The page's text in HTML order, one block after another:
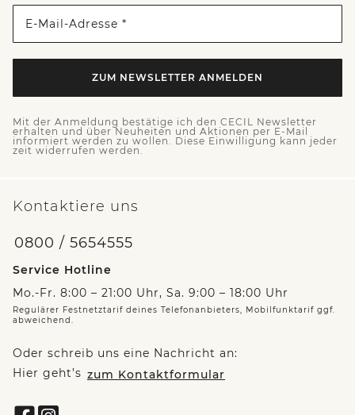
E-Mail-Adresse *
ZUM NEWSLETTER ANMELDEN
Mit der Anmeldung bestätige ich den CECIL Newsletter
erhalten und über Neuheiten und Aktionen per E-Mail
informiert werden zu wollen. Diese Einwilligung kann jeder
zeit widerrufen werden.
Kontaktiere uns
0800 / 5654555
Service Hotline
Mo.-Fr. 8:00 – 21:00 Uhr, Sa. 9:00 – 18:00 Uhr
Regulärer Festnetztarif deines Telefonanbieters, Mobilfunktarif ggf.
abweichend.
Oder schreib uns eine Nachricht an:
Hier geht’s zum Kontaktformular